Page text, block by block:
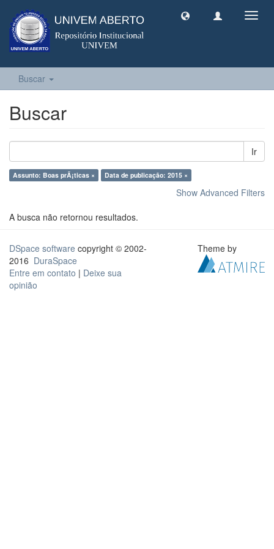
Buscar
Buscar
Ir
Assunto: Boas prÃ¡ticas × Data de publicação: 2015 ×
Show Advanced Filters
A busca não retornou resultados.
DSpace software copyright © 2002-
2016 DuraSpace
Entre em contato | Deixe sua
opinião
Theme by